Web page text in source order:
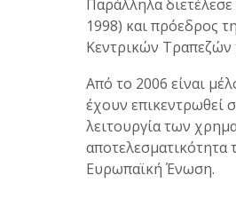
Παράλληλα
1998) και πρόεδρος
Κεντρικών Τραπεζών
Από το 2006 είναι
έχουν επικεντρωθεί
λειτουργία των
αποτελεσματικότητα
Ευρωπαϊκή Ένωση.